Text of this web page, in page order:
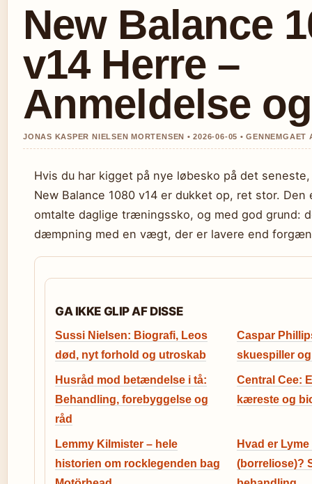
New Balance
v14 Herre –
Anmeldelse
JONAS KASPER NIELSEN MORTENSEN • 2026-06-05 • GENNEMGAET
Hvis du har kigget på nye løbesko på det
New Balance 1080 v14 er dukket op, ret stor. Den
omtalte daglige træningssko, og med god grund:
dæmpning med en vægt, der er lavere end
GA IKKE GLIP AF DISSE
Sussi Nielsen: Biografi, Leos
død, nyt forhold og utroskab
Caspar
skuespiller
Husråd mod betændelse i tå:
Behandling, forebyggelse og
råd
Central Cee:
kæreste og
Lemmy Kilmister – hele
historien om rocklegenden bag
Hvad er
(borreliose)?